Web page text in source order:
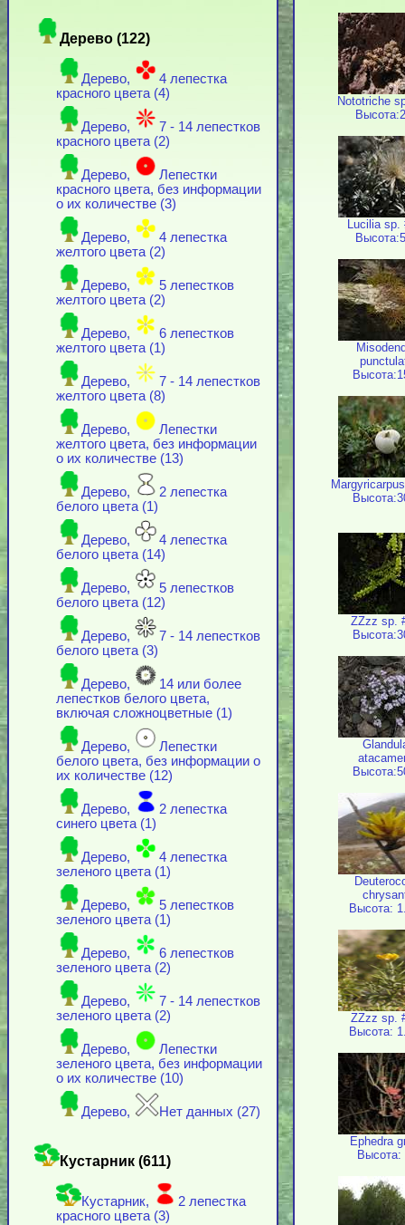
Дерево (122)
Дерево,
4 лепестка
красного цвета (4)
Дерево,
7 - 14 лепестков
красного цвета (2)
Дерево,
Лепестки
красного цвета, без информации
о их количестве (3)
Дерево,
4 лепестка
желтого цвета (2)
Дерево,
5 лепестков
желтого цвета (2)
Дерево,
6 лепестков
желтого цвета (1)
Дерево,
7 - 14 лепестков
желтого цвета (8)
Дерево,
Лепестки
желтого цвета, без информации
о их количестве (13)
Дерево,
2 лепестка
белого цвета (1)
Дерево,
4 лепестка
белого цвета (14)
Дерево,
5 лепестков
белого цвета (12)
Дерево,
7 - 14 лепестков
белого цвета (3)
Дерево,
14 или более
лепестков белого цвета,
включая cложноцветные (1)
Дерево,
Лепестки
белого цвета, без информации о
их количестве (12)
Дерево,
2 лепестка
синего цвета (1)
Дерево,
4 лепестка
зеленого цвета (1)
Дерево,
5 лепестков
зеленого цвета (1)
Дерево,
6 лепестков
зеленого цвета (2)
Дерево,
7 - 14 лепестков
зеленого цвета (2)
Дерево,
Лепестки
зеленого цвета, без информации
о их количестве (10)
Дерево, Нет данных (27)
Кустарник (611)
Кустарник,
2 лепестка
красного цвета (3)
Nototriche
Lucilia sp.
ZZzz sp.
Высота:
ZZzz sp.
Высота:
Ephedra